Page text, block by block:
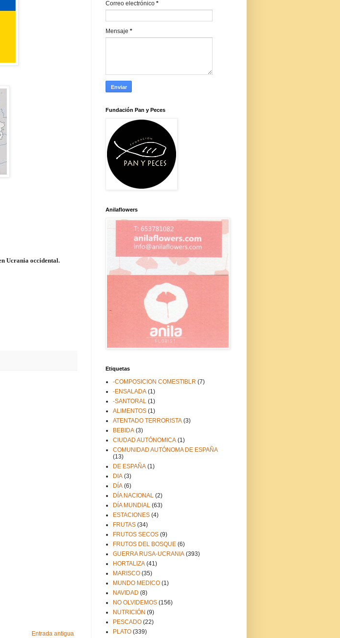
Ucrania occidental.
Entrada antigua
Correo electrónico *
Mensaje *
Fundación Pan y Peces
Anilaflowers
Etiquetas
-COMPOSICION COMESTIBLR (7)
-ENSALADA (1)
-SANTORAL (1)
ALIMENTOS (1)
ATENTADO TERRORISTA (3)
BEBIDA (3)
CIUDAD AUTÓNOMICA (1)
COMUNIDAD AUTÓNOMA DE ESPAÑA
(13)
DE ESPAÑA (1)
DIA (3)
DÍA (6)
DÍA NACIONAL (2)
DÍA MUNDIAL (63)
ESTACIONES (4)
FRUTAS (34)
FRUTOS SECOS (9)
FRUTOS DEL BOSQUE (6)
GUERRA RUSA-UCRANIA (393)
HORTALIZA (41)
MARISCO (35)
MUNDO MEDICO (1)
NAVIDAD (8)
NO OLVIDEMOS (156)
NUTRICIÓN (9)
PESCADO (22)
PLATO (339)